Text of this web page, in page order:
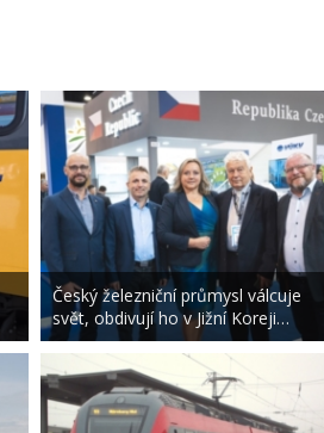
Český železniční průmysl válcuje
svět, obdivují ho v Jižní Koreji…